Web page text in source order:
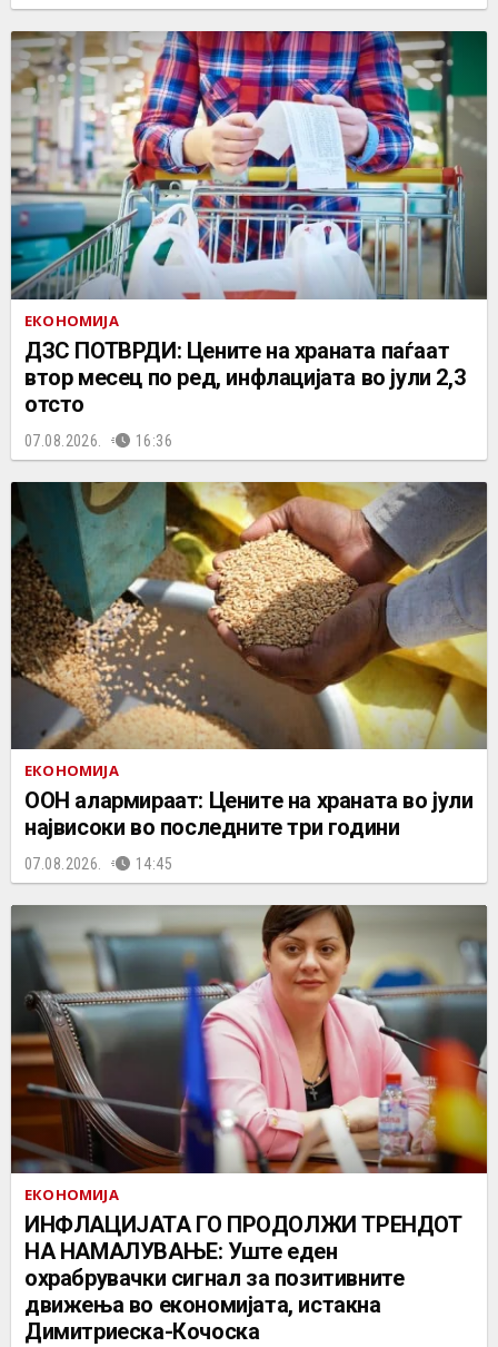
ЕКОНОМИЈА
ДЗС ПОТВРДИ: Цените на храната паѓаат
втор месец по ред, инфлацијата во јули 2,3
отсто
07.08.2026. 16:36
ЕКОНОМИЈА
ООН алармираат: Цените на храната во јули
највисоки во последните три години
07.08.2026. 14:45
ЕКОНОМИЈА
ИНФЛАЦИЈАТА ГО ПРОДОЛЖИ ТРЕНДОТ
НА НАМАЛУВАЊЕ: Уште еден
охрабрувачки сигнал за позитивните
движења во економијата, истакна
Димитриеска-Кочоска